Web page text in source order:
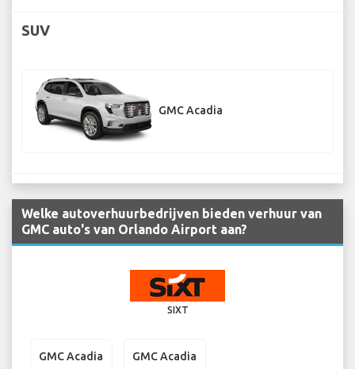
SUV
GMC Acadia
Welke autoverhuurbedrijven bieden verhuur van
GMC auto's van Orlando Airport aan?
SIXT
GMC Acadia GMC Acadia